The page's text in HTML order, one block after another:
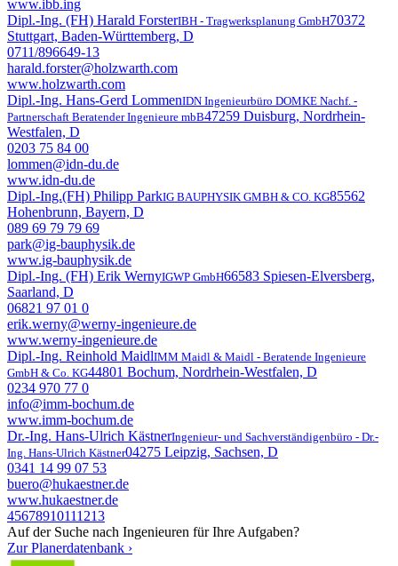
www.ibb.ing
Dipl.-Ing. (FH) Harald ForsterIBH - Tragwerksplanung GmbH70372
Stuttgart, Baden-Württemberg, D
0711/896649-13
harald.forster@holzwarth.com
www.holzwarth.com
Dipl.-Ing. Hans-Gerd LommenIDN Ingenieurbüro DOMKE Nachf. -
Partnerschaft Beratender Ingenieure mbB47259 Duisburg, Nordrhein-
Westfalen, D
0203 75 84 00
lommen@idn-du.de
www.idn-du.de
Dipl.-Ing.(FH) Philipp ParkIG BAUPHYSIK GMBH & CO. KG85562
Hohenbrunn, Bayern, D
089 69 79 79 69
park@ig-bauphysik.de
www.ig-bauphysik.de
Dipl.-Ing. (FH) Erik WernyIGWP GmbH66583 Spiesen-Elversberg,
Saarland, D
06821 97 01 0
erik.werny@werny-ingenieure.de
www.werny-ingenieure.de
Dipl.-Ing. Reinhold MaidlIMM Maidl & Maidl - Beratende Ingenieure
GmbH & Co. KG44801 Bochum, Nordrhein-Westfalen, D
0234 970 77 0
info@imm-bochum.de
www.imm-bochum.de
Dr.-Ing. Hans-Ulrich KästnerIngenieur- und Sachverständigenbüro - Dr.-
Ing. Hans-Ulrich Kästner04275 Leipzig, Sachsen, D
0341 14 99 07 53
buero@hukaestner.de
www.hukaestner.de
45678910111213
Auf der Suche nach Ingenieuren für Ihre Aufgaben?
Zur Planerdatenbank ›